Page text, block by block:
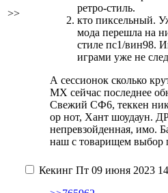
>>
ретро-стиль.
кто пиксельный.
мода перешла на
стиле пс1/вин98.
играми уже не
А сессионок сколько
МХ сейчас последнее
Свежий СФ6, теккен
ор нот, Хант шоудаун.
непревзойденная, имо.
наш с товарищем выбор
Кекинг Пт 09 июня 2023